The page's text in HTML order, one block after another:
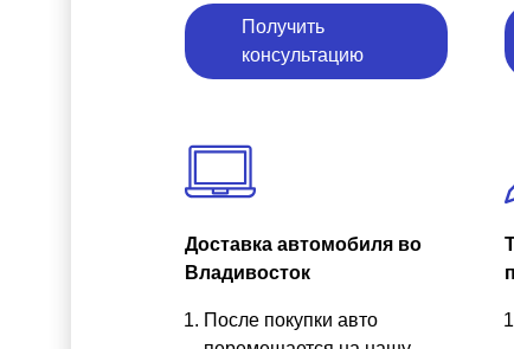
Получить
консультацию
Доставка автомобиля во
Владивосток
После покупки авто